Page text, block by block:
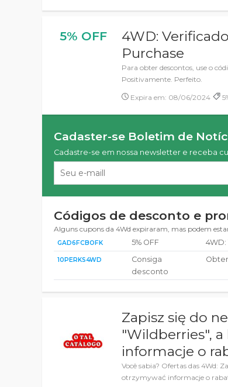
5% OFF
4WD:
Purchase
Para obter descontos, use o
Positivamente. Perfeito.
Expira em: 08/06/2024
Cadaster-se Boletim de
Cadastre-se em nossa newsletter e receba
Códigos de desconto e
Alguns cupons da 4Wd expiraram, mas podem
GAD6FCBOFK 5% OFF
10PERKS4WD
Consiga
desconto
Zapisz się do
"Wildberries",
informacje o
Você sabia? Ofertas das 4Wd:
otrzymywać informacje o